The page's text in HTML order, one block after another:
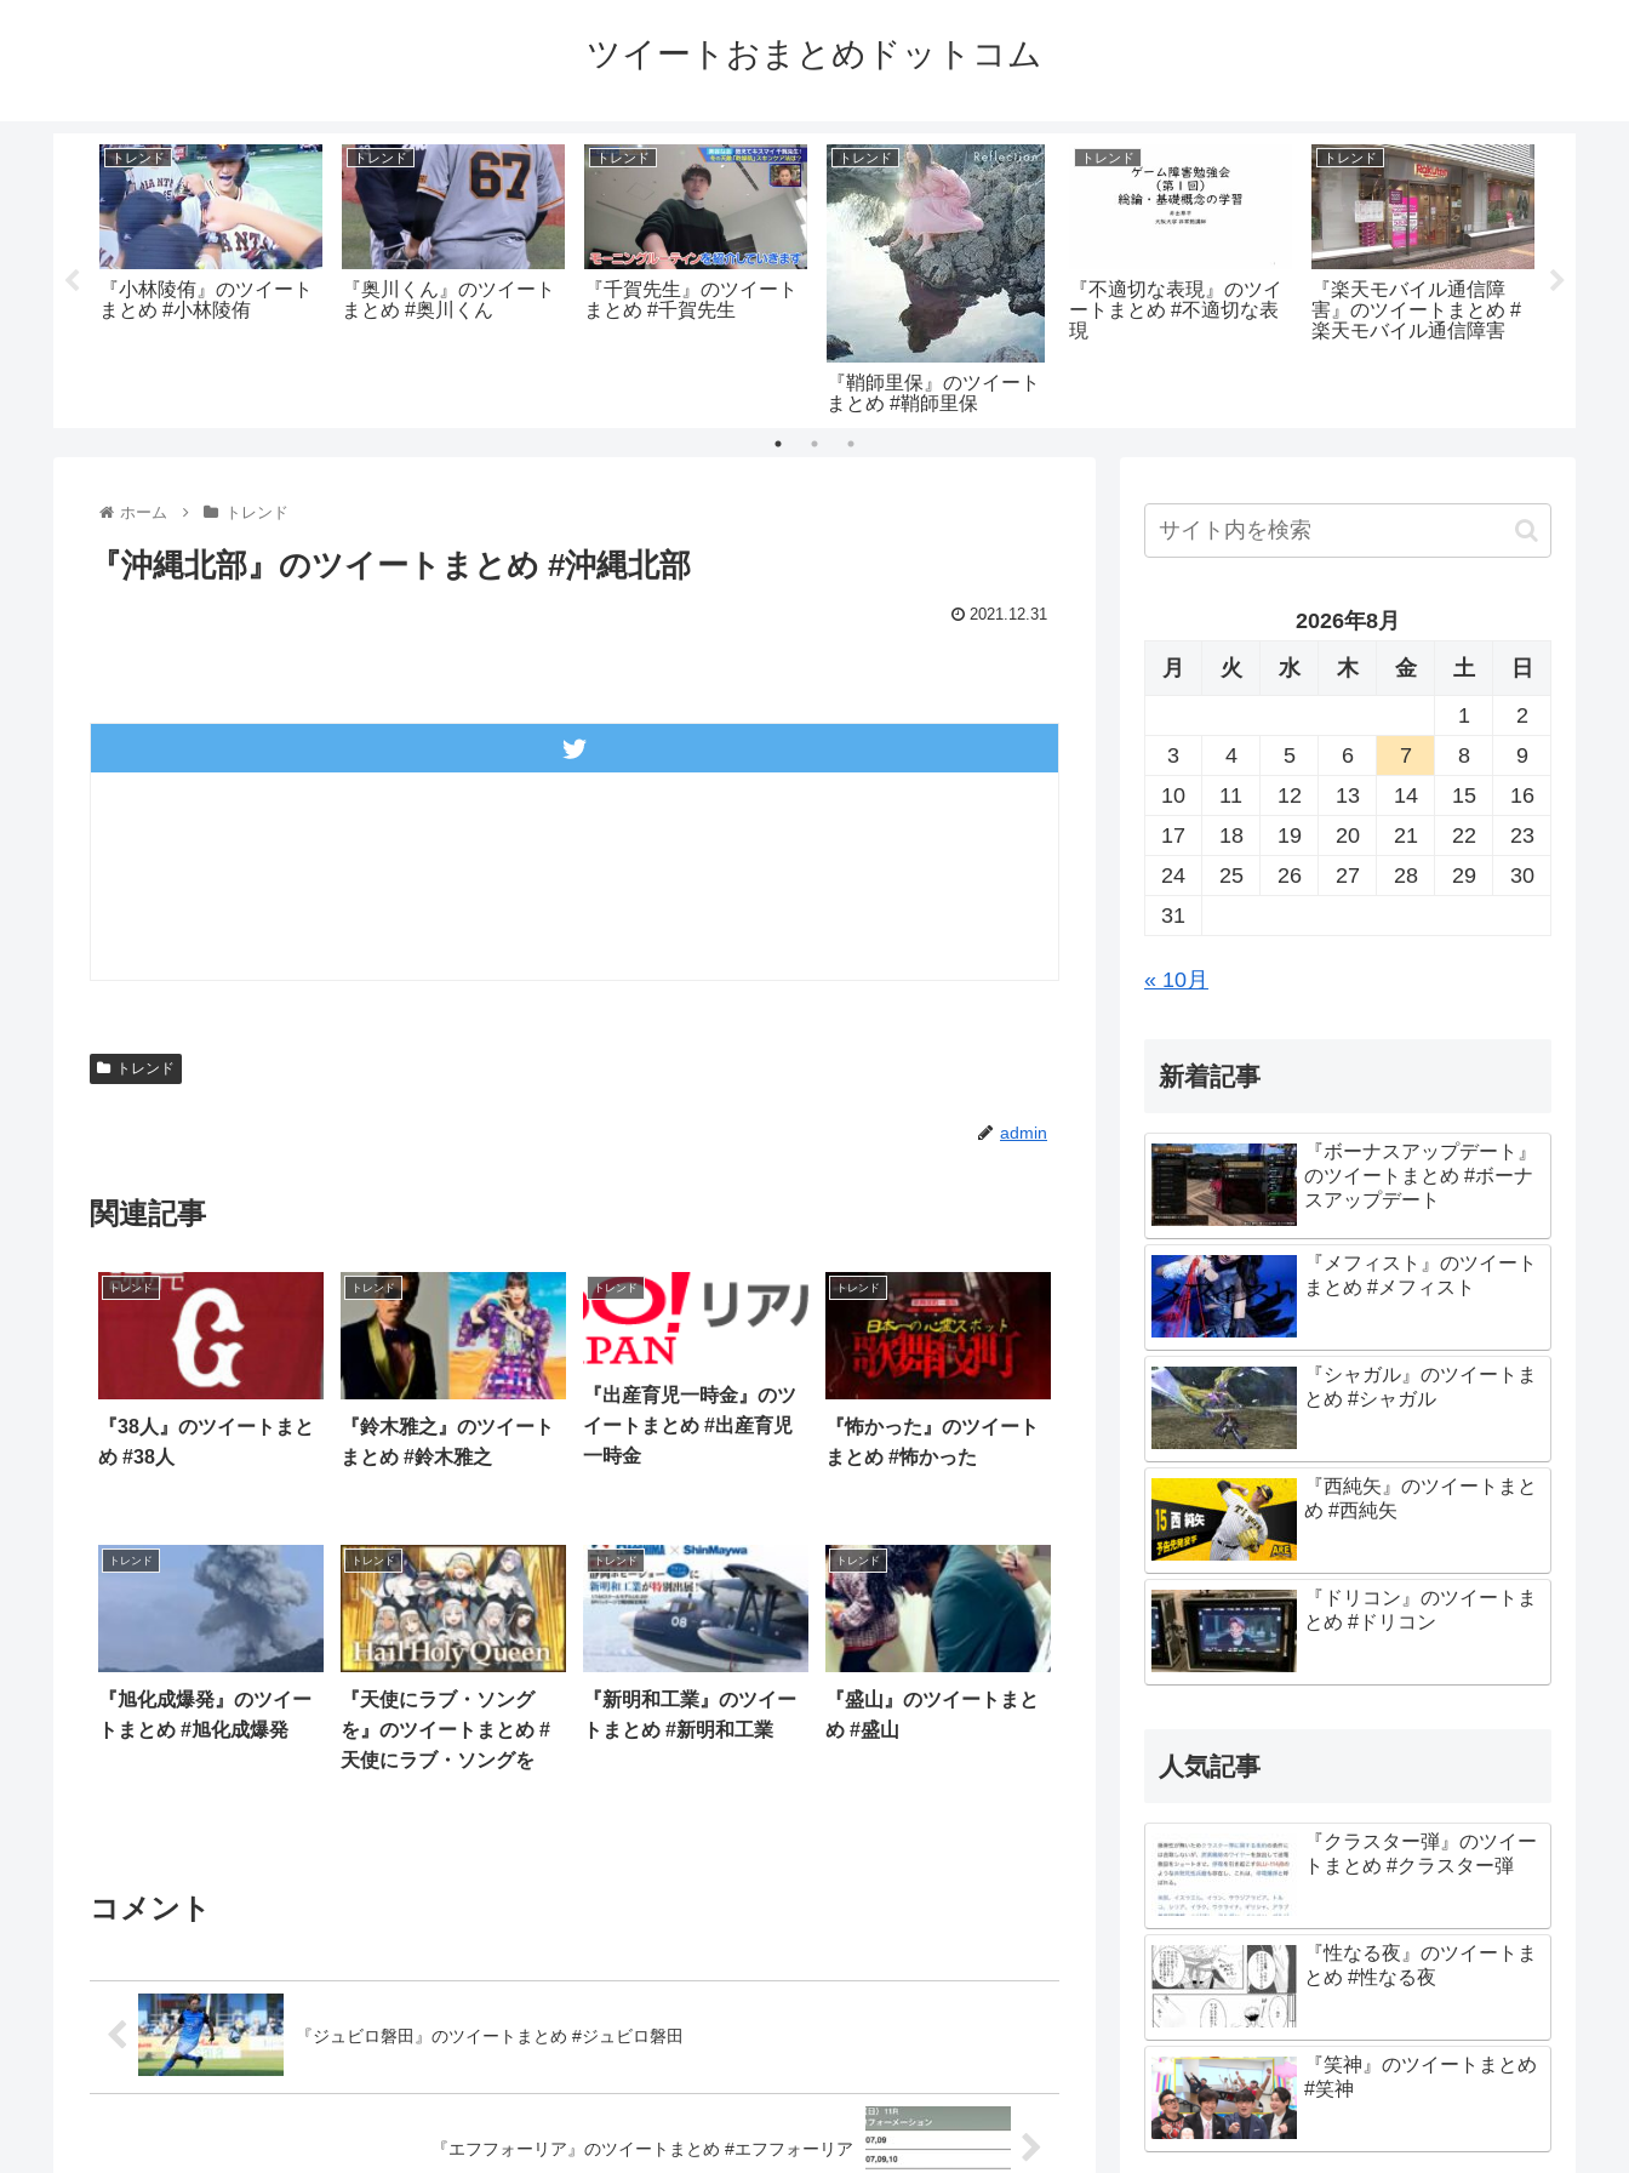
ツイートおまとめドットコム
』のツ
トレンド
『小林陵侑』のツイート
まとめ #小林陵侑
トレンド
『奥川くん』のツイート
まとめ #奥川くん
トレンド
『千賀先生』のツイート
まとめ #千賀先生
トレンド
『鞘師里保』のツイート
まとめ #鞘師里保
トレンド
『不適切な表現』のツイ
ートまとめ #不適切な表
現
トレンド
『楽天モバイル通信障
害』のツイートまとめ #
楽天モバイル通信障害
『西大
ホーム トレンド
『沖縄北部』のツイートまとめ #沖縄北部
2021.12.31
トレンド
admin
関連記事
トレンド
『38人』のツイートまと
め #38人
トレンド
『鈴木雅之』のツイート
まとめ #鈴木雅之
トレンド
『出産育児一時金』のツ
イートまとめ #出産育児
一時金
トレンド
『怖かった』のツイート
まとめ #怖かった
トレンド
『旭化成爆発』のツイー
トまとめ #旭化成爆発
トレンド
『天使にラブ・ソング
を』のツイートまとめ #
天使にラブ・ソングを
トレンド
『新明和工業』のツイー
トまとめ #新明和工業
トレンド
『盛山』のツイートまと
め #盛山
コメント
『ジュビロ磐田』のツイートまとめ #ジュビロ磐田
『エフフォーリア』のツイートまとめ #エフフォーリア
2026年8月
月
火 水 木 金 土
日
1
2
3
4 5 6 7 8
9
10
11 12 13 14 15
16
17
18 19 20 21 22
23
24
25 26 27 28 29
30
31
« 10月
新着記事
『ボーナスアップデート』
のツイートまとめ #ボーナ
スアップデート
『メフィスト』のツイート
まとめ #メフィスト
『シャガル』のツイートま
とめ #シャガル
『西純矢』のツイートまと
め #西純矢
『ドリコン』のツイートま
とめ #ドリコン
人気記事
『クラスター弾』のツイー
トまとめ #クラスター弾
『性なる夜』のツイートま
とめ #性なる夜
『笑神』のツイートまとめ
#笑神